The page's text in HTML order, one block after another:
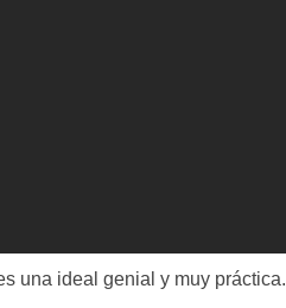
una ideal genial y muy práctica.